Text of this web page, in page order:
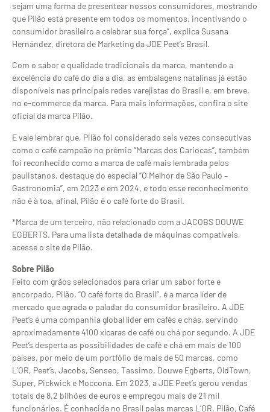
sejam uma forma de presentear nossos consumidores, mostrando
que Pilão está presente em todos os momentos, incentivando o
consumidor brasileiro a celebrar sua força”, explica Susana
Hernández, diretora de Marketing da JDE Peet’s Brasil.
Com o sabor e qualidade tradicionais da marca, mantendo a
excelência do café do dia a dia, as embalagens natalinas já estão
disponíveis nas principais redes varejistas do Brasil e, em breve,
no e-commerce da marca. Para mais informações, confira o site
oficial da marca Pilão.
E vale lembrar que, Pilão foi considerado seis vezes consecutivas
como o café campeão no prêmio “Marcas dos Cariocas”, também
foi reconhecido como a marca de café mais lembrada pelos
paulistanos, destaque do especial “O Melhor de São Paulo –
Gastronomia”, em 2023 e em 2024, e todo esse reconhecimento
não é à toa, afinal, Pilão é o café forte do Brasil.
*Marca de um terceiro, não relacionado com a JACOBS DOUWE
EGBERTS. Para uma lista detalhada de máquinas compatíveis,
acesse o site de Pilão.
Sobre Pilão
Feito com grãos selecionados para criar um sabor forte e
encorpado, Pilão, “O café forte do Brasil”, é a marca líder de
mercado que agrada o paladar do consumidor brasileiro. A JDE
Peet’s é uma companhia global líder em cafés e chás, servindo
aproximadamente 4100 xícaras de café ou chá por segundo. A JDE
Peet’s desperta as possibilidades de café e chá em mais de 100
países, por meio de um portfólio de mais de 50 marcas, como
L’OR, Peet’s, Jacobs, Senseo, Tassimo, Douwe Egberts, OldTown,
Super, Pickwick e Moccona. Em 2023, a JDE Peet’s gerou vendas
totais de 8,2 bilhões de euros e empregou mais de 21 mil
funcionários. É conhecida no Brasil pelas marcas L’OR, Pilão, Café